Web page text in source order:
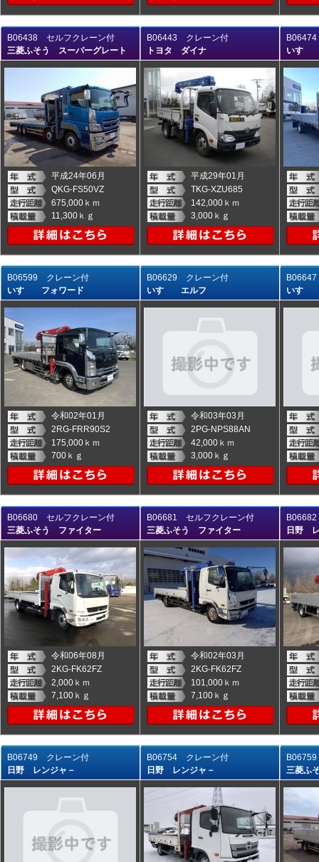
B06438 セルフクレーン付
三菱ふそう スーパーグレート
平成24年06月
QKG-FS50VZ
675,000ｋｍ
11,300ｋｇ
B06443 クレーン付
トヨタ ダイナ
平成29年01月
TKG-XZU685
142,000ｋｍ
3,000ｋｇ
いすゞ
B06599 クレーン付
いすゞ フォワード
令和02年01月
2RG-FRR90S2
175,000ｋｍ
700ｋｇ
B06629 クレーン付
いすゞ エルフ
令和03年03月
2PG-NPS88AN
42,000ｋｍ
3,000ｋｇ
いすゞ
B06680 セルフクレーン付
三菱ふそう ファイター
令和06年08月
2KG-FK62FZ
2,000ｋｍ
7,100ｋｇ
B06681 セルフクレーン付
三菱ふそう ファイター
令和02年03月
2KG-FK62FZ
101,000ｋｍ
7,100ｋｇ
日野
B06749 クレーン付
日野 レンジャ－
B06754 クレーン付
日野 レンジャ－
三菱ふ